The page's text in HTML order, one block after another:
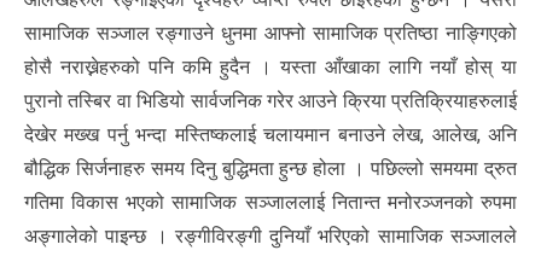
सामाजिक सञ्जाल रङ्गाउने धुनमा आफ्नो सामाजिक प्रतिष्ठा नाङ्गिएको
होसै नराख्नेहरुको पनि कमि हुदैन । यस्ता आँखाका लागि नयाँ होस् या
पुरानो तस्बिर वा भिडियो सार्वजनिक गरेर आउने क्रिया प्रतिक्रियाहरुलाई
देखेर मख्ख पर्नु भन्दा मस्तिष्कलाई चलायमान बनाउने लेख, आलेख, अनि
बौद्धिक सिर्जनाहरु समय दिनु बुद्धिमता हुन्छ होला । पछिल्लो समयमा द्रुत
गतिमा विकास भएको सामाजिक सञ्जाललाई नितान्त मनोरञ्जनको रुपमा
अङ्गालेको पाइन्छ । रङ्गीविरङ्गी दुनियाँ भरिएको सामाजिक सञ्जालले